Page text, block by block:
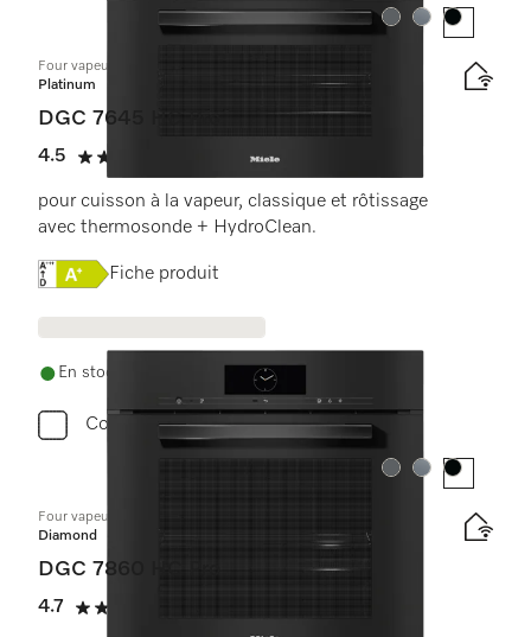
Couleur:
Couleur:Couleur:
Four vapeur combiné compact avec raccordement à l’eau
Platinum
DGC 7645 HC Pro
4.5
4.5 étoiles sur 5
(2 critiques)
pour cuisson à la vapeur, classique et rôtissage
avec thermosonde + HydroClean.
Online Label Flag, Étiquette énergétique
Fiche produit
En stock avec livraison gratuite
Comparer
Couleur:
Couleur:Couleur:
Four vapeur combiné
Diamond
DGC 7860 HC Pro
4.7
4.7 étoiles sur 5